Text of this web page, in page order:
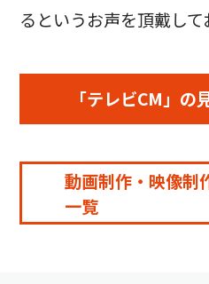
るというお声を頂戴して
「テレビCM」の
動画制作・映像制
一覧